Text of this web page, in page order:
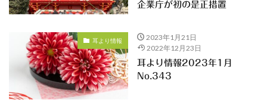
企業庁が初の是正措置
耳より情報
2023年1月21日
2022年12月23日
耳より情報2023年1月
No.343